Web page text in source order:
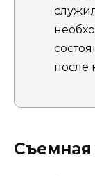
после
Съемная